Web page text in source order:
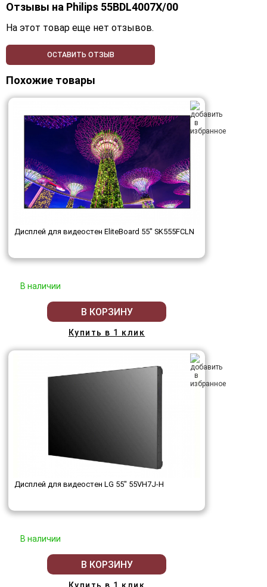
Отзывы на Philips 55BDL4007X/00
На этот товар еще нет отзывов.
ОСТАВИТЬ ОТЗЫВ
Похожие товары
Дисплей для видеостен EliteBoard 55" SK555FCLN
В наличии
В КОРЗИНУ
Купить в 1 клик
Дисплей для видеостен LG 55" 55VH7J-H
В наличии
В КОРЗИНУ